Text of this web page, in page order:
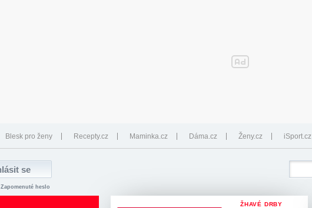
Blesk pro ženy Recepty.cz Maminka.cz Dáma.cz Ženy.cz iSport.cz
Zapomenuté heslo
ŽHAVÉ DRBY